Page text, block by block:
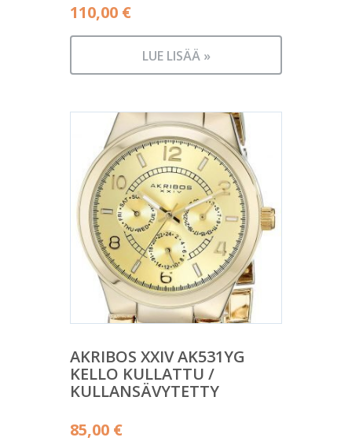
110,00 €
LUE LISÄÄ »
AKRIBOS XXIV AK531YG
KELLO KULLATTU /
KULLANSÄVYTETTY
85,00 €